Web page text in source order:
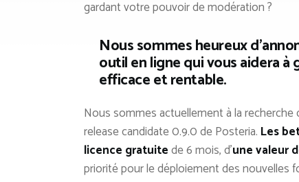
gardant votre pouvoir de modération ?
Nous sommes heureux
outil en ligne qui vous aidera à
efficace et rentable.
Nous sommes actuellement à la
release candidate 0.9.0 de Posteria. Les
licence gratuitede 6 mois, d’une valeur
priorité pour le déploiement des nouvelles